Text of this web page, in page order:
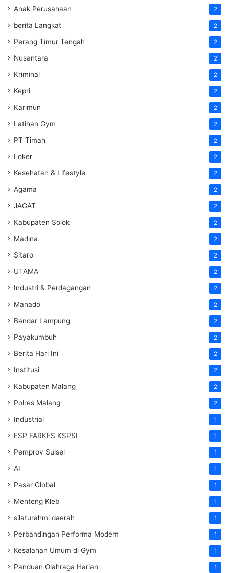
Anak Perusahaan 2
berita Langkat 2
Perang Timur Tengah 2
Nusantara 2
Kriminal 2
Kepri 2
Karimun 2
Latihan Gym 2
PT Timah 2
Loker 2
Kesehatan & Lifestyle 2
Agama 2
JAGAT 2
Kabupaten Solok 2
Madina 2
Sitaro 2
UTAMA 2
Industri & Perdagangan 2
Manado 2
Bandar Lampung 2
Payakumbuh 2
Berita Hari Ini 2
Institusi 2
Kabupaten Malang 2
Polres Malang 2
Industrial 1
FSP FARKES KSPSI 1
Pemprov Sulsel 1
AI 1
Pasar Global 1
Menteng Kleb 1
silaturahmi daerah 1
Perbandingan Performa Modem 1
Kesalahan Umum di Gym 1
Panduan Olahraga Harian 1